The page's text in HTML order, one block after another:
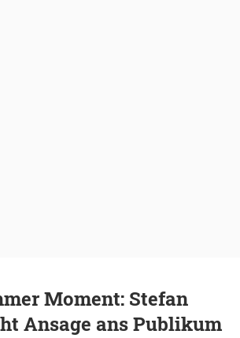
Moment: Stefan
Ansage ans Publikum